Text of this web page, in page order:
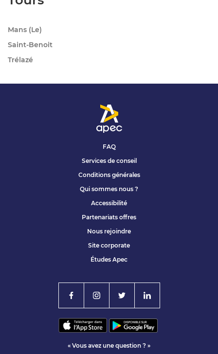
Mans (le)
Saint-Benoit
Trélazé
FAQ
Services de conseil
Conditions générales
Qui sommes nous ?
Accessibilité
Partenariats offres
Nous rejoindre
Site corporate
Études Apec
« Vous avez une question ? »